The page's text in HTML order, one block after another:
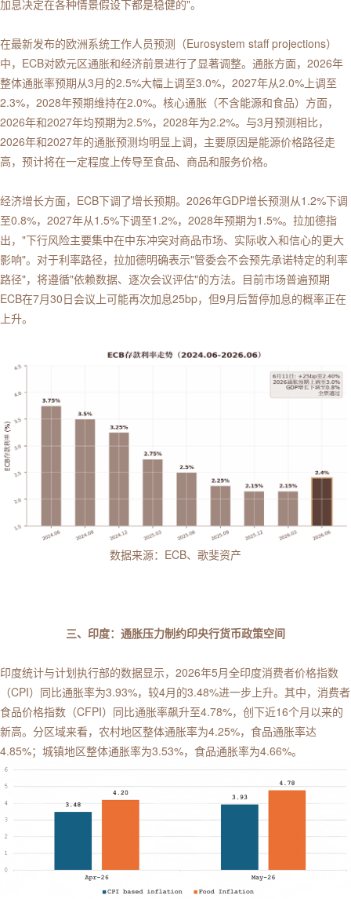
加息决定在各种情景假设下都是稳健的"。
在最新发布的欧洲系统工作人员预测（Eurosystem staff projections）
中，ECB对欧元区通胀和经济前景进行了显著调整。通胀方面，2026年
整体通胀率预期从3月的2.5%大幅上调至3.0%，2027年从2.0%上调至
2.3%，2028年预期维持在2.0%。核心通胀（不含能源和食品）方面，
2026年和2027年均预期为2.5%，2028年为2.2%。与3月预测相比，
2026年和2027年的通胀预测均明显上调，主要原因是能源价格路径走
高，预计将在一定程度上传导至食品、商品和服务价格。
经济增长方面，ECB下调了增长预期。2026年GDP增长预测从1.2%下调
至0.8%，2027年从1.5%下调至1.2%，2028年预期为1.5%。拉加德指
出，"下行风险主要集中在中东冲突对商品市场、实际收入和信心的更大
影响"。对于利率路径，拉加德明确表示"管委会不会预先承诺特定的利率
路径"，将遵循"依赖数据、逐次会议评估"的方法。目前市场普遍预期
ECB在7月30日会议上可能再次加息25bp，但9月后暂停加息的概率正在
上升。
数据来源：ECB、歌斐资产
三、印度：通胀压力制约印央行货币政策空间
印度统计与计划执行部的数据显示，2026年5月全印度消费者价格指数
（CPI）同比通胀率为3.93%，较4月的3.48%进一步上升。其中，消费者
食品价格指数（CFPI）同比通胀率飙升至4.78%，创下近16个月以来的
新高。分区域来看，农村地区整体通胀率为4.25%，食品通胀率达
4.85%；城镇地区整体通胀率为3.53%，食品通胀率为4.66%。